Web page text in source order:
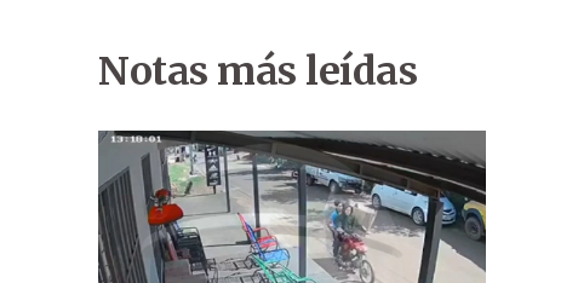
Notas más leídas